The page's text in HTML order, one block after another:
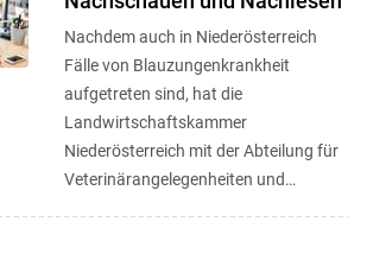
Nachdem auch in Niederösterreich
Fälle von Blauzungenkrankheit
aufgetreten sind, hat die
Landwirtschaftskammer
Niederösterreich mit der Abteilung für
Veterinärangelegenheiten und